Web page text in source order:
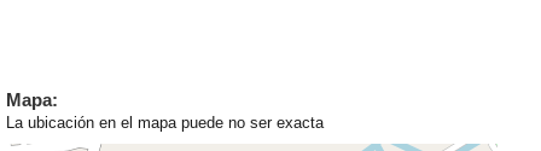
Mapa:
La ubicación en el mapa puede no ser exacta